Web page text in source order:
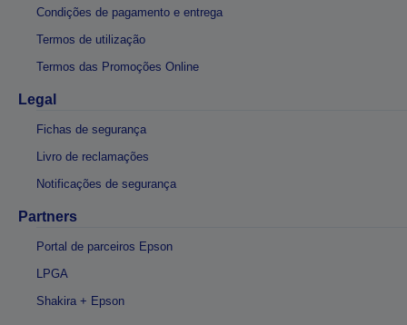
Condições de pagamento e entrega
Termos de utilização
Termos das Promoções Online
Legal
Fichas de segurança
Livro de reclamações
Notificações de segurança
Partners
Portal de parceiros Epson
LPGA
Shakira + Epson